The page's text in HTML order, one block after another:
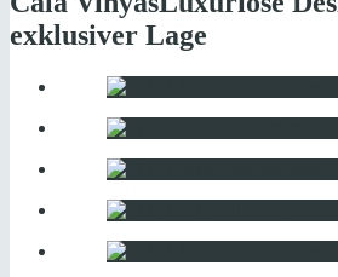
exklusiver Lage